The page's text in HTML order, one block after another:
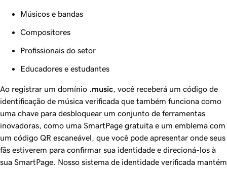
Músicos e bandas
Compositores
Profissionais do setor
Educadores e estudantes
Ao registrar um domínio .music , você receberá um código de
identificação de música verificada que também funciona como
uma chave para desbloquear um conjunto de ferramentas
inovadoras, como uma SmartPage gratuita e um emblema com
um código QR escaneável, que você pode apresentar onde seus
fãs estiverem para confirmar sua identidade e direcioná-los à
sua SmartPage. Nosso sistema de identidade verificada mantém